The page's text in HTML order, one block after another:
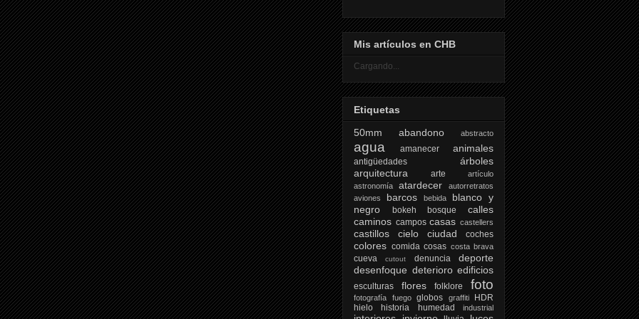
Mis artículos en CHB
Cargando...
Etiquetas
50mm
abandono abstracto
agua amanecer animales
antigüedades
árboles
arquitectura
arte
artículo
astronomía
atardecer
autorretratos
aviones
barcos bebida
blanco y
negro
bokeh bosque
calles
caminos campos casas castellers
castillos cielo ciudad coches
colores comida cosas costa brava
cueva cutout denuncia
deporte
desenfoque deterioro edificios
esculturas flores folklore foto
fotografía fuego globos graffiti
HDR
hielo
historia humedad industrial